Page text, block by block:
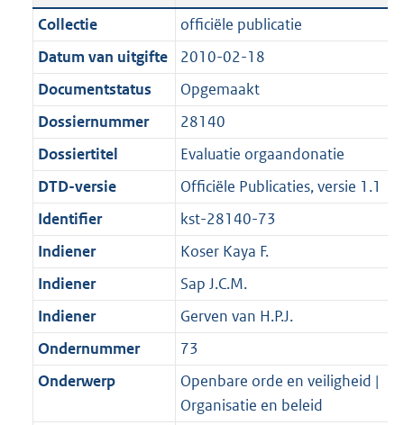
t
i
e
i
n
o
r
m
a
a
t
:
2
K
b
a
t
i
e
i
f
o
r
m
a
a
t
e
3
K
b
c
a
t
i
e
n
f
o
r
m
a
a
t
:
1
K
b
n
d
s
g
r
o
o
t
t
e
:
2
K
b
a
n
d
s
g
r
o
o
t
t
e
2
K
Collectie
officiële publicatie
Datum van uitgifte
2010-02-18
Documentstatus
Opgemaakt
Dossiernummer
28140
Dossiertitel
Evaluatie orgaandonatie
DTD-versie
Officiële Publicaties, versie 1.1
Identifier
kst-28140-73
Indiener
Koser Kaya F.
Indiener
Sap J.C.M.
Indiener
Gerven van H.P.J.
Ondernummer
73
Onderwerp
Openbare orde en veiligheid |
Organisatie en beleid